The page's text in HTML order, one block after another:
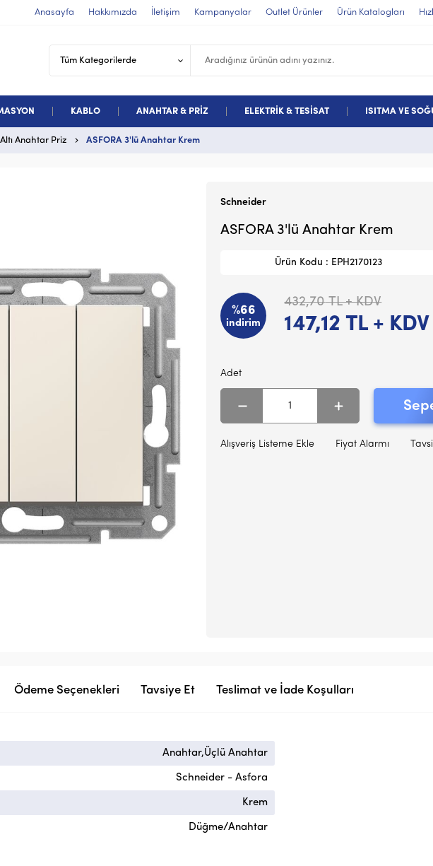
Anasayfa Hakkımızda İletişim Kampanyalar Outlet Ürünler Ürün Katalogları
KABLO ANAHTAR & PRİZ ELEKTRİK & TESİSAT ISITMA VE
Altı Anahtar Priz ASFORA 3'lü Anahtar Krem
Schneider
ASFORA 3'lü Anahtar Krem
Ürün Kodu : EPH2170123
%66
indirim
432,70TL + KDV
147,12 TL + KDV
Adet
Alışveriş Listeme Ekle Fiyat Alarmı
Ödeme Seçenekleri Tavsiye Et Teslimat ve İade Koşulları
Anahtar,Üçlü Anahtar
Schneider - Asfora
Krem
Düğme/Anahtar